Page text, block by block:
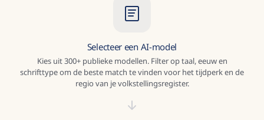
Selecteer een AI-model
Kies uit 300+ publieke modellen. Filter op taal, eeuw en
schrifttype om de beste match te vinden voor het tijdperk en de
regio van je volkstellingsregister.